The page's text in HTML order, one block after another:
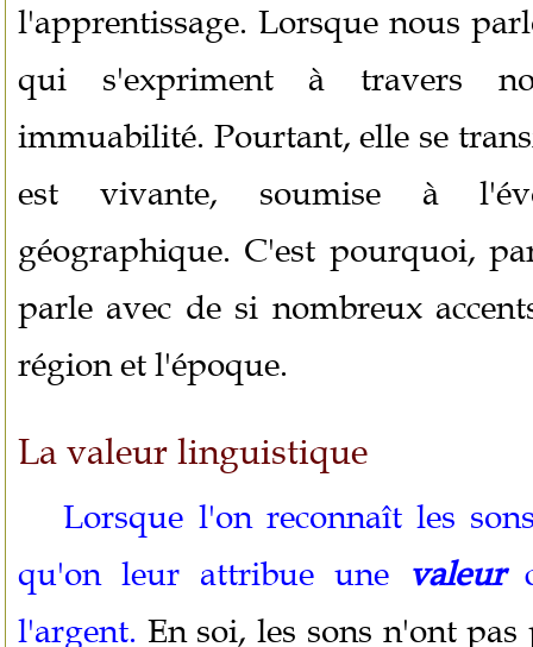
l'apprentissage. Lorsque nous
qui s'expriment à travers
immuabilité. Pourtant, elle se
est vivante, soumise à
géographique. C'est pourquoi,
parle avec de si nombreux
région et l'époque.
La valeur linguistique
Lorsque l'on reconnaît les
qu'on leur attribue une valeur
l'argent. En soi, les sons n'ont